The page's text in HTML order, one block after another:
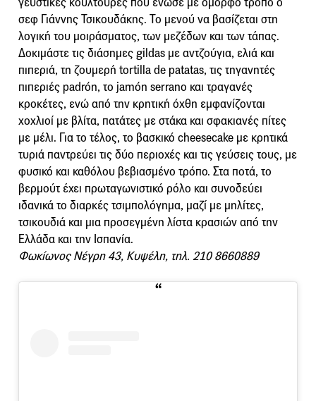
σεφ Γιάννης Τσικουδάκης. Το μενού να βασίζεται στη
λογική του μοιράσματος, των μεζέδων και των τάπας.
Δοκιμάστε τις διάσημες gildas με αντζούγια, ελιά και
πιπεριά, τη ζουμερή tortilla de patatas, τις τηγανητές
πιπεριές padrón, το jamón serrano και τραγανές
κροκέτες, ενώ από την κρητική όχθη εμφανίζονται
χοχλιοί με βλίτα, πατάτες με στάκα και σφακιανές πίτες
με μέλι. Για το τέλος, το βασκικό cheesecake με κρητικά
τυριά παντρεύει τις δύο περιοχές και τις γεύσεις τους, με
φυσικό και καθόλου βεβιασμένο τρόπο. Στα ποτά, το
βερμούτ έχει πρωταγωνιστικό ρόλο και συνοδεύει
ιδανικά το διαρκές τσιμπολόγημα, μαζί με μηλίτες,
τσικουδιά και μια προσεγμένη λίστα κρασιών από την
Ελλάδα και την Ισπανία.
Φωκίωνος Νέγρη 43, Κυψέλη, τηλ. 210 8660889